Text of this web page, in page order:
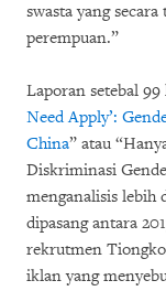
swasta yang
perempuan.”
Laporan setebal
Need Apply’:
China” atau
Diskriminasi
menganalisis lebih
dipasang antara
rekrutmen
iklan yang